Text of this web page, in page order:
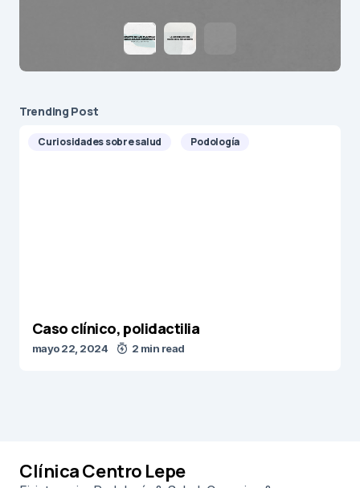
Trending Post
Curiosidades sobre salud Podología
Caso clínico, polidactilia
mayo 22, 2024 2 min read
Clínica Centro Lepe